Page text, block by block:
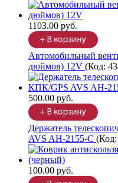
1103.00 руб.
Автомобильный
дюймов) 12V (Код:
500.00 руб.
Держатель
AVS AH-2155-C (Код:
100.00 руб.